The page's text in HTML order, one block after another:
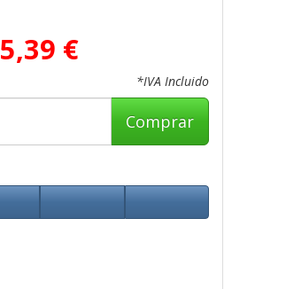
5,39 €
*IVA Incluido
Comprar